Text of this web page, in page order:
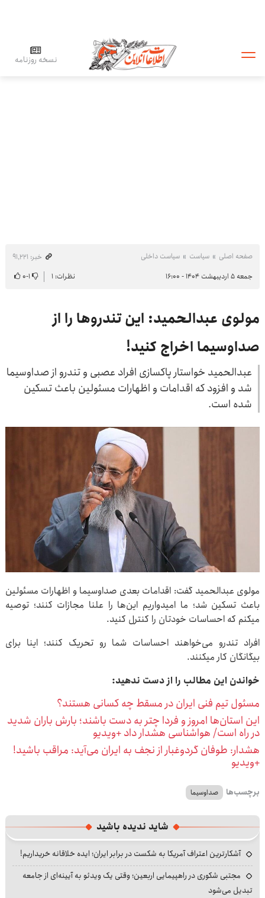
نسخه روزنامه
صفحه اصلی سیاست سیاست داخلی
خبر: ۹۱٬۲۲۱
جمعه ۵ اردیبهشت ۱۴۰۴ - ۱۶:۰۰
نظرات: ۱ ۱-۰
مولوی عبدالحمید: این تندروها را از
صداوسیما اخراج کنید!
عبدالحمید خواستار پاکسازی افراد عصبی و تندرو از صداوسیما
شد و افزود که اقدامات و اظهارات مسئولین باعث تسکین
شده است.
مولوی عبدالحمید گفت: اقدامات بعدی صداوسیما و اظهارات مسئولین
باعث تسکین شد؛ ما امیدواریم این‌ها را علنا مجازات کنند؛ توصیه
میکنم که احساسات خودتان را کنترل کنید.
افراد تندرو می‌خواهند احساسات شما رو تحریک کنند؛ اینا برای
بیگانگان کار میکنند.
خواندن این مطالب را از دست ندهید:
مسئول تیم فنی ایران در مسقط چه کسانی هستند؟
این استان‌ها امروز و فردا چتر به دست باشند؛ بارش باران شدید
در راه است/ هواشناسی هشدار داد +ویدیو
هشدار: طوفان گردوغبار از نجف به ایران می‌آید: مراقب باشید!
+ویدیو
برچسب‌ها صداوسیما
شاید ندیده باشید
آشکارترین اعتراف آمریکا به شکست در برابر ایران؛ ایده خلاقانه خریداریم!
مجتبی شکوری در راهپیمایی اربعین؛ وقتی یک ویدئو به آیینه‌ای از جامعه
تبدیل می‌شود